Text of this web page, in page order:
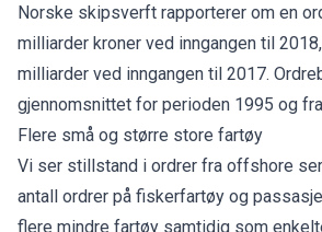
Norske skipsverft rapporterer om en
milliarder kroner ved inngangen til
milliarder ved inngangen til 2017.
gjennomsnittet for perioden 1995 og
Flere små og større store fartøy
Vi ser stillstand i ordrer fra offshore
antall ordrer på fiskerfartøy og
flere mindre fartøy samtidig som